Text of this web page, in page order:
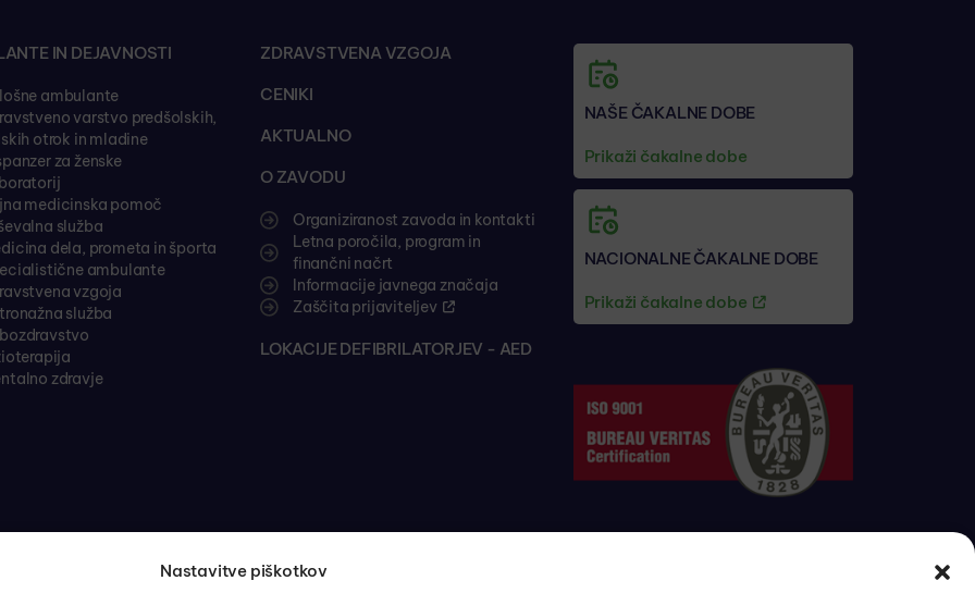
Nastavitve piškotkov
IN DEJAVNOSTI
ambulante
varstvo predšolskih,
otrok in mladine
za ženske
medicinska pomoč
služba
dela, prometa in športa
ambulante
vzgoja
služba
zdravje
ZDRAVSTVENA VZGOJA
CENIKI
AKTUALNO
O ZAVODU
Organiziranost zavoda in kontakti
Letna poročila, program in
finančni načrt
Informacije javnega značaja
Zaščita prijaviteljev
LOKACIJE DEFIBRILATORJEV - AED
NAŠE ČAKALNE DOBE
Prikaži čakalne dobe
NACIONALNE ČAKALNE DOBE
Prikaži čakalne dobe